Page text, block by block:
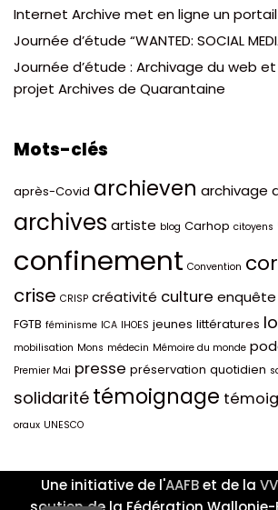
Internet Archive met en ligne un
Journée d’étude “WANTED: SOCIAL
Journée d’étude : Archivage du web
projet Archives de Quarantaine
Mots-clés
après-Covid archieven archivage
archives artiste blog Carhop citoyens
confinement Convention
crise CRISP créativité culture enquête
FGTB féminisme ICA IHOES jeunes littératures
mobilisation Mons médecin Mémoire du monde
Premier Mai presse préservation quotidien
solidarité témoignage
oraux UNESCO
Une initiative de l'AAFBet de la